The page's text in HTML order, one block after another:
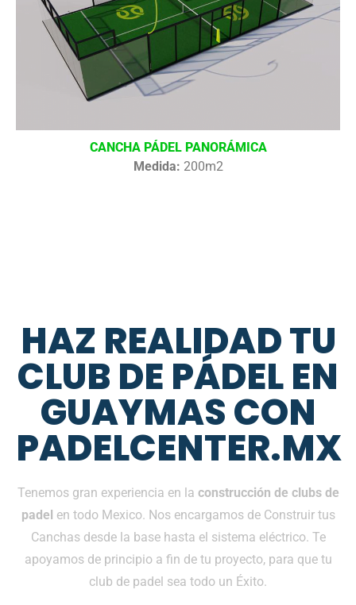
CANCHA PÁDEL PANORÁMICA
Medida: 200m2
HAZ REALIDAD TU
CLUB DE PÁDEL EN
GUAYMAS CON
PADELCENTER.MX
Tenemos gran experiencia en la construcción de clubs de
padel en todo Mexico. Nos encargamos de Construir tus
Canchas desde la base hasta el sistema eléctrico. Te
apoyamos de principio a fin de tu proyecto, para que tu
club de padel sea todo un Éxito.